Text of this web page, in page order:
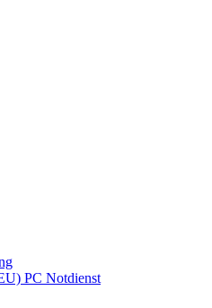
PC Notdienst